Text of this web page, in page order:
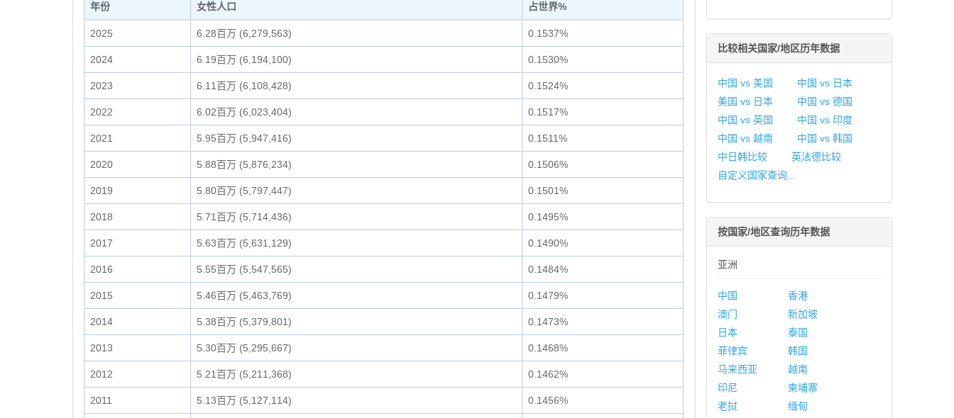
年份 女性人口 占世界%
2025 6.28百万 (6,279,563) 0.1537%
2024 6.19百万 (6,194,100) 0.1530%
2023 6.11百万 (6,108,428) 0.1524%
2022 6.02百万 (6,023,404) 0.1517%
2021 5.95百万 (5,947,416) 0.1511%
2020 5.88百万 (5,876,234) 0.1506%
2019 5.80百万 (5,797,447) 0.1501%
2018 5.71百万 (5,714,436) 0.1495%
2017 5.63百万 (5,631,129) 0.1490%
2016 5.55百万 (5,547,565) 0.1484%
2015 5.46百万 (5,463,769) 0.1479%
2014 5.38百万 (5,379,801) 0.1473%
2013 5.30百万 (5,295,667) 0.1468%
2012 5.21百万 (5,211,368) 0.1462%
2011 5.13百万 (5,127,114) 0.1456%
比较相关国家/地区历年数据
中国 vs 美国
中国 vs 日本
美国 vs 日本
中国 vs 德国
中国 vs 英国
中国 vs 印度
中国 vs 越南
中国 vs 韩国
中日韩比较
英法德比较
自定义国家查询...
按国家/地区查询历年数据
亚洲
中国
香港
澳门
新加坡
日本
泰国
菲律宾
韩国
马来西亚
越南
印尼
柬埔寨
老挝
缅甸